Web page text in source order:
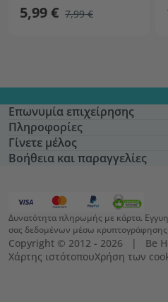
5,99 € 7,99 €
Επωνυμία επιχείρησης
Πληροφορίες
Γίνετε μέλος
Βοήθεια και παραγγελίες
Δυνατότητα πληρωμής με κάρτα.
σας δεδομένων μέσω κρυπτογράφησης
Copyright © 2012 - 2026   |   Be
Χάρτης ιστότοπουΧρήση των